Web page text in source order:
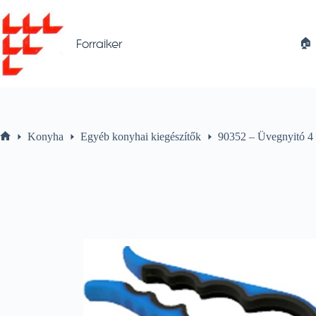
to
content
Forraiker 🏠︎
Konyha Egyéb konyhai kiegészítők 90352 – Üvegnyitó